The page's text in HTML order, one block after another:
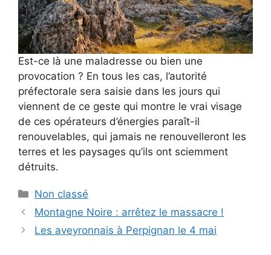
Est-ce là une maladresse ou bien une
provocation ? En tous les cas, l’autorité
préfectorale sera saisie dans les jours qui
viennent de ce geste qui montre le vrai visage
de ces opérateurs d’énergies paraît-il
renouvelables, qui jamais ne renouvelleront les
terres et les paysages qu’ils ont sciemment
détruits.
Catégories
Non classé
Montagne Noire : arrêtez le massacre !
Les aveyronnais à Perpignan le 4 mai